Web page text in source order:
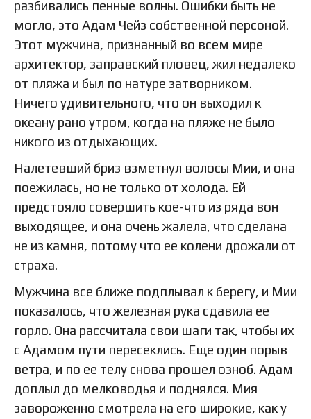
разбивались пенные волны. Ошибки быть не
могло, это Адам Чейз собственной персоной.
Этот мужчина, признанный во всем мире
архитектор, заправский пловец, жил недалеко
от пляжа и был по натуре затворником.
Ничего удивительного, что он выходил к
океану рано утром, когда на пляже не было
никого из отдыхающих.
Налетевший бриз взметнул волосы Мии, и она
поежилась, но не только от холода. Ей
предстояло совершить кое-что из ряда вон
выходящее, и она очень жалела, что сделана
не из камня, потому что ее колени дрожали от
страха.
Мужчина все ближе подплывал к берегу, и Мии
показалось, что железная рука сдавила ее
горло. Она рассчитала свои шаги так, чтобы их
с Адамом пути пересеклись. Еще один порыв
ветра, и по ее телу снова прошел озноб. Адам
доплыл до мелководья и поднялся. Мия
завороженно смотрела на его широкие, как у